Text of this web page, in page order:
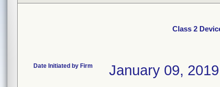
Class 2
Date Initiated by Firm January 09, 2019